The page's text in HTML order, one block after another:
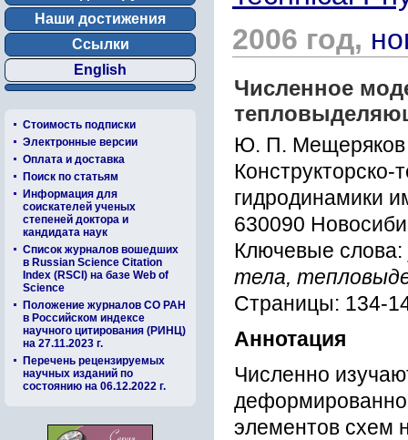
Наши достижения
Ссылки
English
Стоимость подписки
Электронные версии
Оплата и доставка
Поиск по статьям
Информация для
соискателей ученых
степеней доктора и
кандидата наук
Список журналов вошедших
в Russian Science Citation
Index (RSCI) на базе Web of
Science
Положение журналов СО РАН
в Российском индексе
научного цитирования (РИНЦ)
на 27.11.2023 г.
Перечень рецензируемых
научных изданий по
состоянию на 06.12.2022 г.
2006 год,
Численное
Ю. П. Мещеряков
гидродинамики
630090
Ключевые слова:
тела,
Страницы: 134-
Аннотация
Численно
элементов схем